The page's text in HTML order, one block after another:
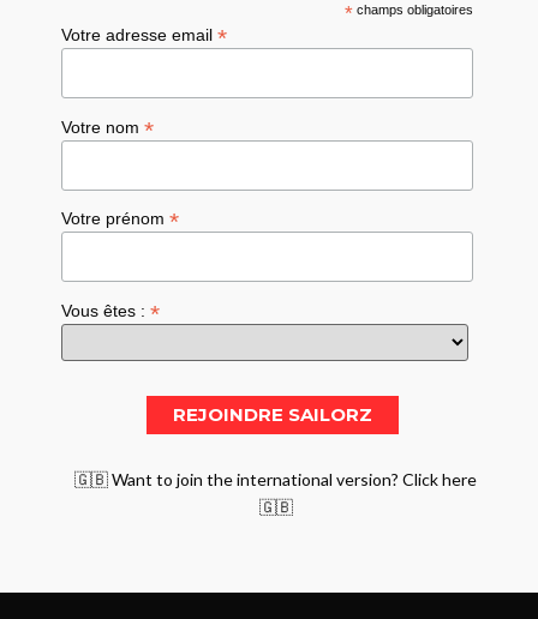
*champs obligatoires
Votre adresse email*
Votre nom*
Votre prénom*
Vous êtes :*
🇬🇧 Want to join the international version? Click here
🇬🇧